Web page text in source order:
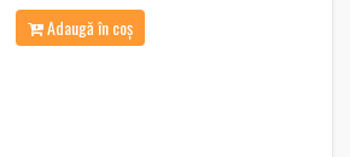
Adaugă în coș